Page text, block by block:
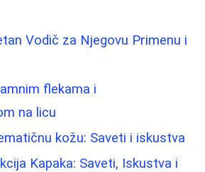
Vodič za Njegovu Primenu i
flekama i
na licu
kožu: Saveti i iskustva
Kapaka: Saveti, Iskustva i